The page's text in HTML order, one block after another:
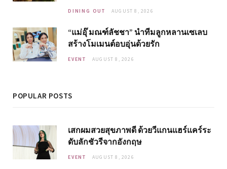
DINING OUT AUGUST 8, 2026
“แม่อุ๊ มณฑ์ลัชชา” นำทีมลูกหลานเซเลบ
สร้างโมเมนต์อบอุ่นด้วยรัก
EVENT AUGUST 8, 2026
POPULAR POSTS
เสกผมสวยสุขภาพดี ด้วยวีแกนแฮร์แคร์ระ
ดับลักชัวรีจากอังกฤษ
EVENT AUGUST 8, 2026